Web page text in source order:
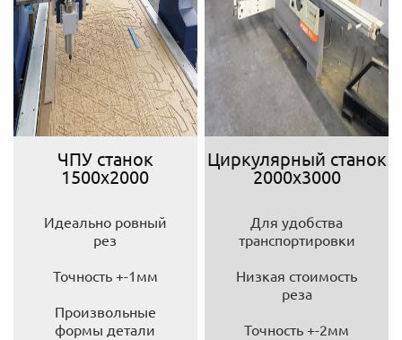
ЧПУ станок
1500х2000
Идеально ровный
рез
Точность +-1мм
Произвольные
формы детали
Циркулярный станок
2000х3000
Для удобства
транспортировки
Низкая стоимость
реза
Точность +-2мм